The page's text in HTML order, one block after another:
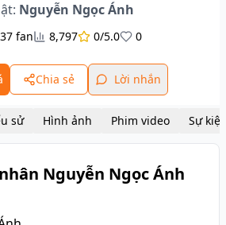
Nguyễn Ngọc Ánh
fan 8,797 0/5.0 0
Chia sẻ Lời nhắn
Tiểu sử Hình ảnh Phim video Sự
Nguyễn Ngọc Ánh